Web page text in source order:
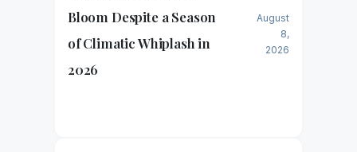
Bloom Despite a Season
of Climatic Whiplash in
2026
August
8,
2026